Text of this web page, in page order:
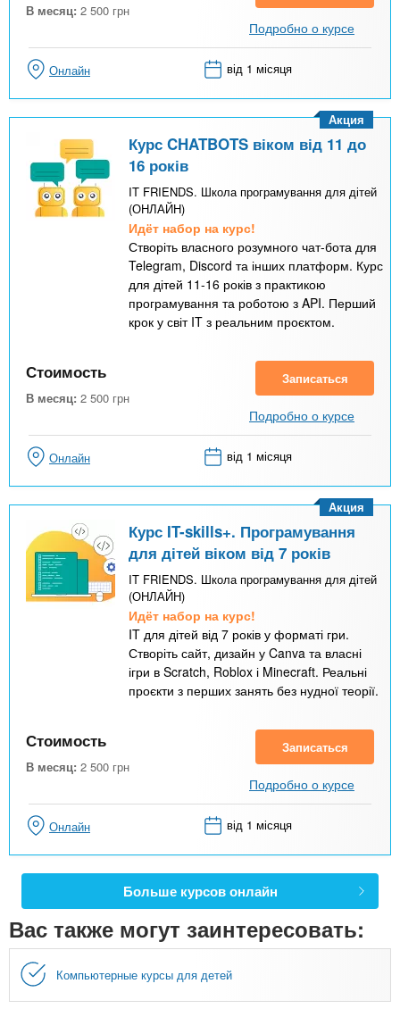
В месяц: 2 500 грн
Подробно о курсе
Онлайн від 1 місяця
Курс CHATBOTS віком від 11 до
16 років
IT FRIENDS. Школа програмування для дітей
(ОНЛАЙН)
Идёт набор на курс!
Створіть власного розумного чат-бота для
Telegram, Discord та інших платформ. Курс
для дітей 11-16 років з практикою
програмування та роботою з API. Перший
крок у світ IT з реальним проєктом.
Акция
Стоимость
В месяц: 2 500 грн
Записаться
Подробно о курсе
Онлайн від 1 місяця
Курс IT-skills+. Програмування
для дітей віком від 7 років
IT FRIENDS. Школа програмування для дітей
(ОНЛАЙН)
Идёт набор на курс!
IT для дітей від 7 років у форматі гри.
Створіть сайт, дизайн у Canva та власні
ігри в Scratch, Roblox і Minecraft. Реальні
проєкти з перших занять без нудної теорії.
Акция
Стоимость
В месяц: 2 500 грн
Записаться
Подробно о курсе
Онлайн від 1 місяця
Больше курсов онлайн
Вас также могут заинтересовать:
Компьютерные курсы для детей